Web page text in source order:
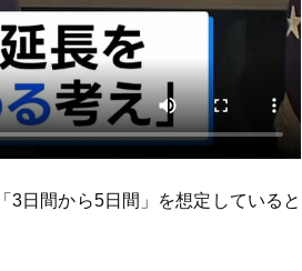
3日間から5日間」を想定していると